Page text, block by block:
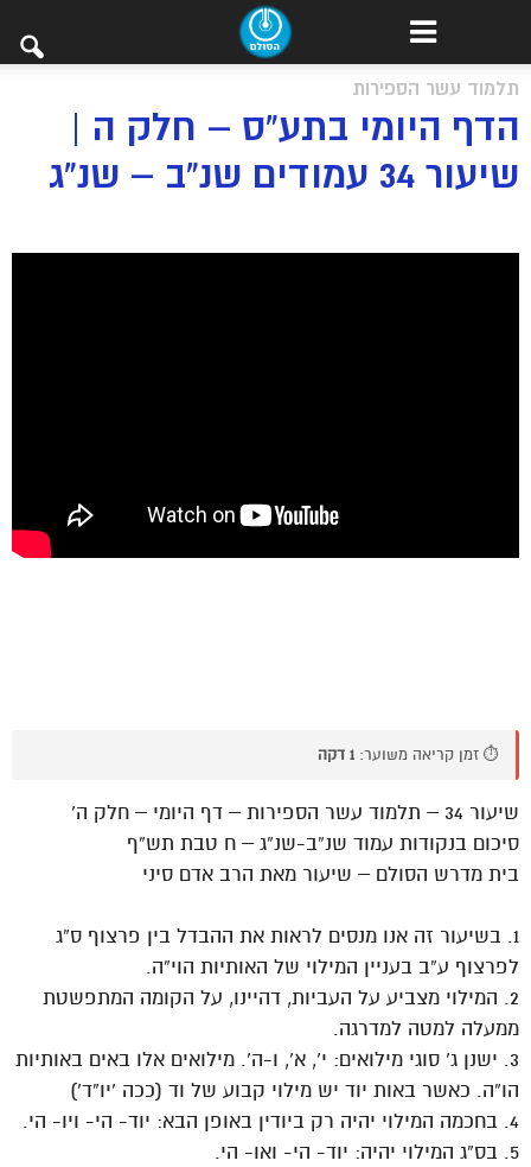
תלמוד עשר הספירות
הדף היומי בתע”ס – חלק ה |
שיעור 34 עמודים שנ”ב – שנ”ג
⏱️ זמן קריאה משוער: 1 דקה
שיעור 34 – תלמוד עשר הספירות – דף היומי – חלק ה’
סיכום בנקודות עמוד שנ”ב-שנ”ג – ח טבת תש”ף
בית מדרש הסולם – שיעור מאת הרב אדם סיני
1. בשיעור זה אנו מנסים לראות את ההבדל בין פרצוף ס”ג
לפרצוף ע”ב בעניין המילוי של האותיות הוי”ה.
2. המילוי מצביע על העביות, דהיינו, על הקומה המתפשטת
ממעלה למטה למדרגה.
3. ישנן ג’ סוגי מילואים: י’, א’, ו-ה’. מילואים אלו באים באותיות
הו”ה. כאשר באות יוד יש מילוי קבוע של וד (ככה ‘יו”ד’)
4. בחכמה המילוי יהיה רק ביודין באופן הבא: יוד- הי- ויו- הי.
5. בס”ג המילוי יהיה: יוד- הי- ואו- הי.